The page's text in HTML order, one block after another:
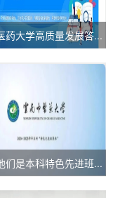
药大学高质量发展答...
们是本科特色先进班...